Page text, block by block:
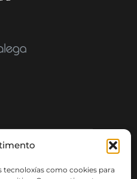
tecnoloxías como cookies para